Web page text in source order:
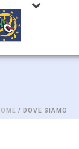
/ DOVE SIAMO